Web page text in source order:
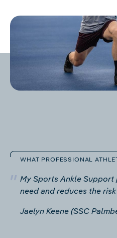
WHAT PROFESSIONAL
My Sports Ankle
need and reduces the
Jaelyn Keene (SSC